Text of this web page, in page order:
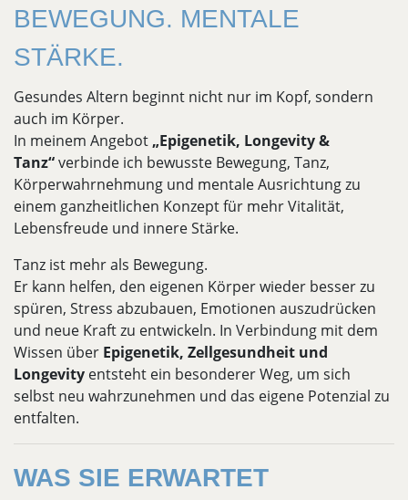
BEWEGUNG. MENTALE
STÄRKE.
Gesundes Altern beginnt nicht nur im Kopf, sondern
auch im Körper.
In meinem Angebot „Epigenetik, Longevity &
Tanz“verbinde ich bewusste Bewegung, Tanz,
Körperwahrnehmung und mentale Ausrichtung zu
einem ganzheitlichen Konzept für mehr Vitalität,
Lebensfreude und innere Stärke.
Tanz ist mehr als Bewegung.
Er kann helfen, den eigenen Körper wieder besser zu
spüren, Stress abzubauen, Emotionen auszudrücken
und neue Kraft zu entwickeln. In Verbindung mit dem
Wissen über Epigenetik, Zellgesundheit und
Longevity entsteht ein besonderer Weg, um sich
selbst neu wahrzunehmen und das eigene Potenzial zu
entfalten.
WAS SIE ERWARTET